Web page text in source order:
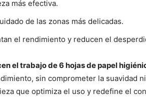
más efectiva.
de las zonas más delicadas.
el rendimiento y reducen el
el trabajo de 6 hojas de papel
sin comprometer la suavidad
que optimiza el uso y redefine el